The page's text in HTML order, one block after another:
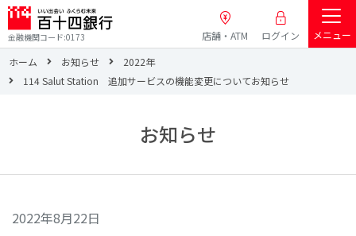
金融機関コード:0173 店舗・ATM ログイン
メニュー
ホーム
お知らせ
2022年
114 Salut Station 追加サービスの機能変更についてお知らせ
お知らせ
2022年8月22日